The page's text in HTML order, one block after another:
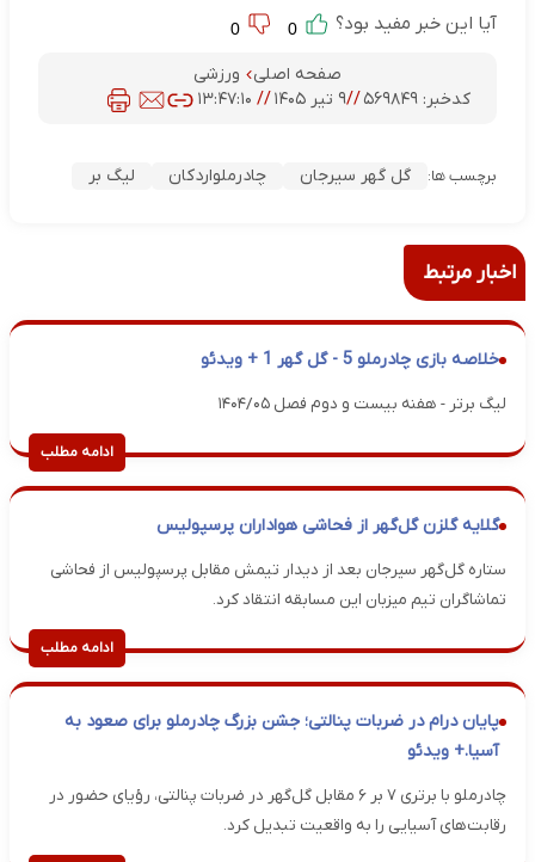
آیا این خبر مفید بود؟
صفحه اصلی
ورزشی
کدخبر:۵۶۹۸۴۹ //۹ تیر ۱۴۰۵ // ۱۳:۴۷:۱۰
برچسب ها: گل گهر سیرجان چادرملواردکان لیگ بر
اخبار مرتبط
خلاصه بازی چادرملو 5 - گل گهر 1 + ویدئو
لیگ برتر - هفنه بیست و دوم فصل ۱۴۰۴/۰۵
ادامه مطلب
گلایه گلزن گل‌گهر از فحاشی هواداران پرسپولیس
ستاره گل‌گهر سیرجان بعد از دیدار تیمش مقابل پرسپولیس از فحاشی
تماشاگران تیم میزبان این مسابقه انتقاد کرد.
ادامه مطلب
پایان درام در ضربات پنالتی؛ جشن بزرگ چادرملو برای صعود به
آسیا.+ ویدئو
چادرملو با برتری ۷ بر ۶ مقابل گل‌گهر در ضربات پنالتی، رؤیای حضور در
رقابت‌های آسیایی را به واقعیت تبدیل کرد.